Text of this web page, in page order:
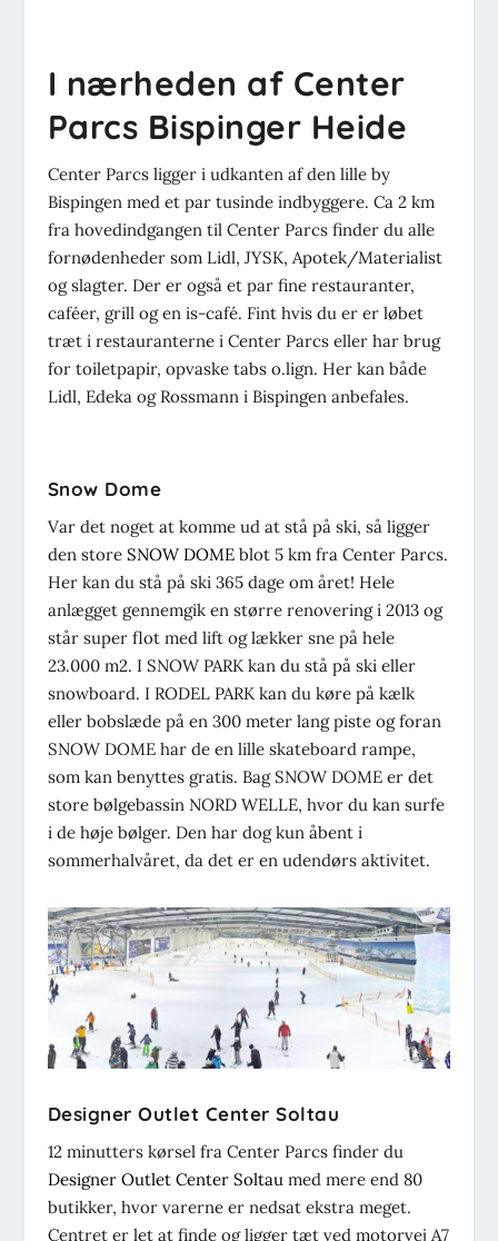
I nærheden af Center
Parcs Bispinger Heide
Center Parcs ligger i udkanten af den lille by
Bispingen med et par tusinde indbyggere. Ca 2 km
fra hovedindgangen til Center Parcs finder du alle
fornødenheder som Lidl, JYSK, Apotek/Materialist
og slagter. Der er også et par fine restauranter,
caféer, grill og en is-café. Fint hvis du er er løbet
træt i restauranterne i Center Parcs eller har brug
for toiletpapir, opvaske tabs o.lign. Her kan både
Lidl, Edeka og Rossmann i Bispingen anbefales.
Snow Dome
Var det noget at komme ud at stå på ski, så ligger
den store SNOW DOMEblot 5 km fra Center Parcs.
Her kan du stå på ski 365 dage om året! Hele
anlægget gennemgik en større renovering i 2013 og
står super flot med lift og lækker sne på hele
23.000 m2. I SNOW PARK kan du stå på ski eller
snowboard. I RODEL PARK kan du køre på kælk
eller bobslæde på en 300 meter lang piste og foran
SNOW DOME har de en lille skateboard rampe,
som kan benyttes gratis. Bag SNOW DOME er det
store bølgebassin NORD WELLE, hvor du kan surfe
i de høje bølger. Den har dog kun åbent i
sommerhalvåret, da det er en udendørs aktivitet.
Designer Outlet Center Soltau
12 minutters kørsel fra Center Parcs finder du
Designer Outlet Center Soltaumed mere end 80
butikker, hvor varerne er nedsat ekstra meget.
Centret er let at finde og ligger tæt ved motorvej A7